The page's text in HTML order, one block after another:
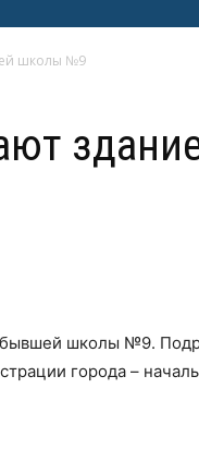
школы №9
бывшей школы №9.
города –